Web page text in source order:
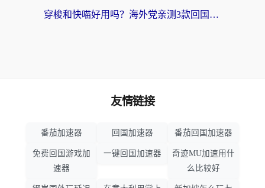
穿梭和快喵好用吗？海外党亲测3款回国加速器，附日本回国VPN避坑指南
友情链接
番茄加速器 回国加速器 番茄回国加速器
免费回国游戏加
速器
一键回国加速器
奇迹MU加速用什
么比较好